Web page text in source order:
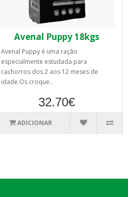
Avenal Puppy 18kgs
Avenal Puppy é uma ração
especialmente estudada para
cachorros dos 2 aos 12 meses de
idade.Os croque..
32.70€
ADICIONAR